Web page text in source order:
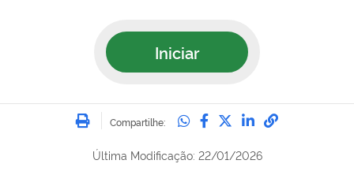
Iniciar
Imprimir
Compartilhe: Compartilhe no
Compartilhe no
Compartilhe no
Compartilhe
Última Modificação: 22/01/2026